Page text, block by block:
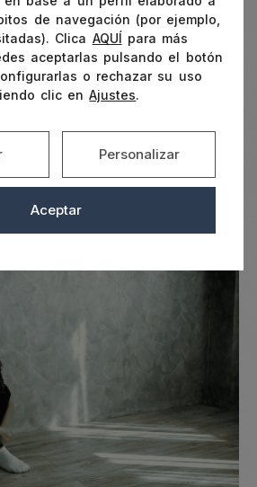
en la depresión es
pensamientos muy
uno mismo, sentimientos de
de que el futuro no
nuestra vida,
y nuestra capacidad para
día.
de navegación (por ejemplo,
Clica AQUÍ para más
aceptarlas pulsando el botón
o rechazar su uso
clic enAjustes.
Aceptar
Personalizar